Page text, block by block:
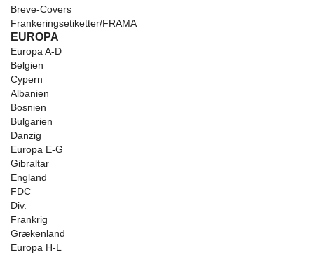
Breve-Covers
Frankeringsetiketter/FRAMA
EUROPA
Europa A-D
Belgien
Cypern
Albanien
Bosnien
Bulgarien
Danzig
Europa E-G
Gibraltar
England
FDC
Div.
Frankrig
Grækenland
Europa H-L